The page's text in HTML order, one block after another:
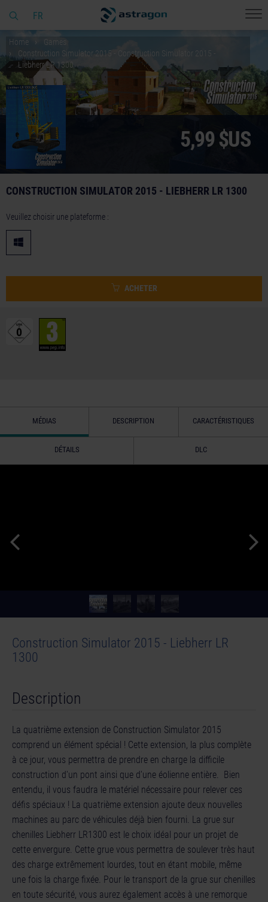
FR
Home
Games
Construction Simulator 2015 - Construction Simulator 2015 -
Liebherr LR 1300
5,99 $US
CONSTRUCTION SIMULATOR 2015 - LIEBHERR LR 1300
Veuillez choisir une plateforme :
ACHETER
MÉDIAS DESCRIPTION CARACTÉRISTIQUES
DÉTAILS DLC
Construction Simulator 2015 - Liebherr LR
1300
Description
La quatrième extension de Construction Simulator 2015
comprend un élément spécial ! Cette extension, la plus complète
à ce jour, vous permettra de prendre en charge la difficile
construction d'un pont ainsi que d'une éolienne entière. Bien
entendu, il vous faudra le matériel nécessaire pour relever ces
défis spéciaux ! La quatrième extension ajoute deux nouvelles
machines au parc de véhicules déjà bien fourni. La grue sur
chenilles Liebherr LR1300 est le choix idéal pour un projet de
cette envergure. Cette grue vous permettra de soulever très haut
des charge extrêmement lourdes, tout en étant mobile, même
une fois la charge fixée. Pour le transport de la grue sur chenilles
en toute sécurité, vous aurez également accès à une remorque